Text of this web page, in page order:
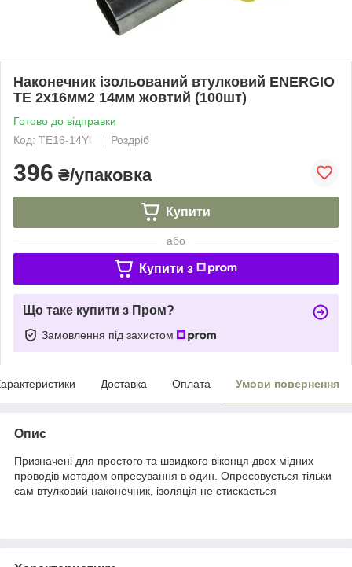
Наконечник ізольований втулковий ENERGIO
TE 2х16мм2 14мм жовтий (100шт)
Готово до відправки
Код: TE16-14Yl
Роздріб
396 ₴/упаковка
Купити
або
Купити з
Що таке купити з Пром?
Замовлення під захистом
Доставка Оплата Умови повернення
Опис
Призначені для простого та швидкого віконця двох мідних
проводів методом опресування в один. Опресовується тільки
сам втулковий наконечник , ізоляція не стискається